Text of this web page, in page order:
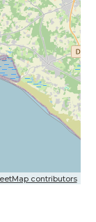
contributors